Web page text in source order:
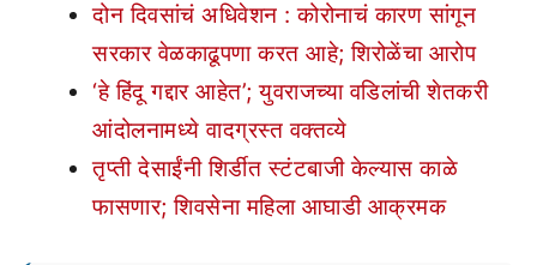
दोन दिवसांचं अधिवेशन : कोरोनाचं कारण सांगून
सरकार वेळकाढूपणा करत आहे; शिरोळेंचा आरोप
‘हे हिंदू गद्दार आहेत’; युवराजच्या वडिलांची शेतकरी
आंदोलनामध्ये वादग्रस्त वक्तव्ये
तृप्ती देसाईंनी शिर्डीत स्टंटबाजी केल्यास काळे
फासणार; शिवसेना महिला आघाडी आक्रमक